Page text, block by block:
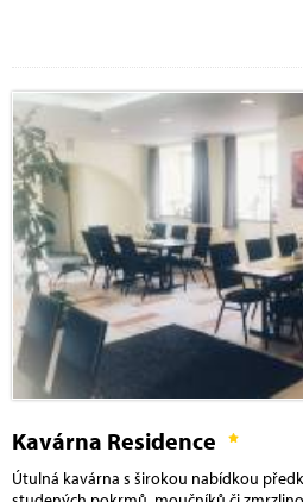
Kavárna Residence
Útulná kavárna s širokou nabídkou